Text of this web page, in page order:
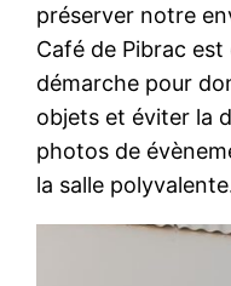
préserver notre
Café de Pibrac
démarche pour
objets et éviter la
photos de
la salle